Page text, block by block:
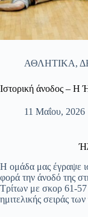
ΑΘΛΗΤΙΚΑ,
Ιστορική άνοδος –
11 Μαΐου, 2026
Η ομάδα μας έγραψε
φορά την άνοδό της
Τρίτων με σκορ 61-57
ημιτελικής σειράς